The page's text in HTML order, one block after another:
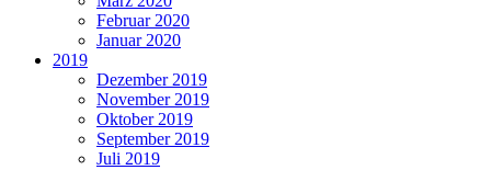
Februar 2020
Januar 2020
2019
Dezember 2019
November 2019
Oktober 2019
September 2019
Juli 2019